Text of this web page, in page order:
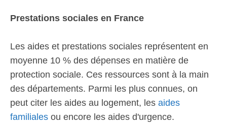
Prestations sociales en France
Les aides et prestations sociales représentent en
moyenne 10 % des dépenses en matière de
protection sociale. Ces ressources sont à la main
des départements. Parmi les plus connues, on
peut citer les aides au logement, les aides
familiales ou encore les aides d'urgence.